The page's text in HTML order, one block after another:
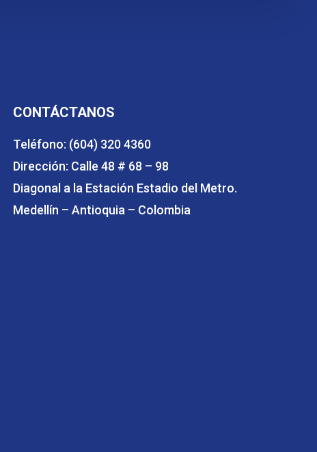
CONTÁCTANOS
Teléfono: (604) 320 4360
Dirección: Calle 48 # 68 – 98
Diagonal a la Estación Estadio del Metro.
Medellín – Antioquia – Colombia